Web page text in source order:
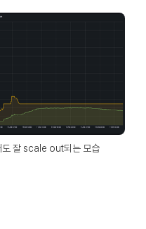
잘 scale out되는 모습